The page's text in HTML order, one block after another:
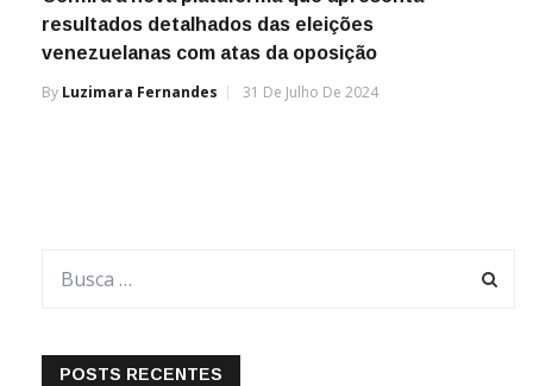
resultados detalhados das eleições
venezuelanas com atas da oposição
By Luzimara Fernandes 31 De Julho De 2024
POSTS RECENTES